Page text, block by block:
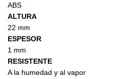
ABS
ALTURA
22 mm
ESPESOR
1 mm
RESISTENTE
A la humedad y al vapor